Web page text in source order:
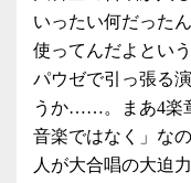
いったい何だった
使ってんだよとい
パウゼで引っ張る
うか……。まあ4楽
音楽ではなく」な
人が大合唱の大迫